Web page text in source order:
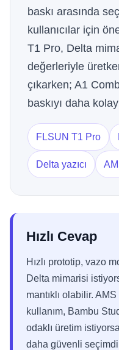
baskı arasında
kullanıcılar için
T1 Pro, Delta
değerleriyle
çıkarken; A1
baskıyı daha
FLSUN T1 Pro
Delta yazıcı
Hızlı Cevap
Hızlı prototip, vazo
Delta mimarisi
mantıklı olabilir.
kullanım, Bambu
odaklı üretim
daha güvenli